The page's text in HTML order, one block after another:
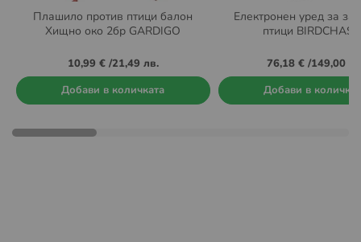
Плашилo против птици балон
Хищно око 2бр GARDIGO
10,99 €/21,49 лв.
Добави в количката
Електронен уред за
птици
76,18 €/149,00
Добави в